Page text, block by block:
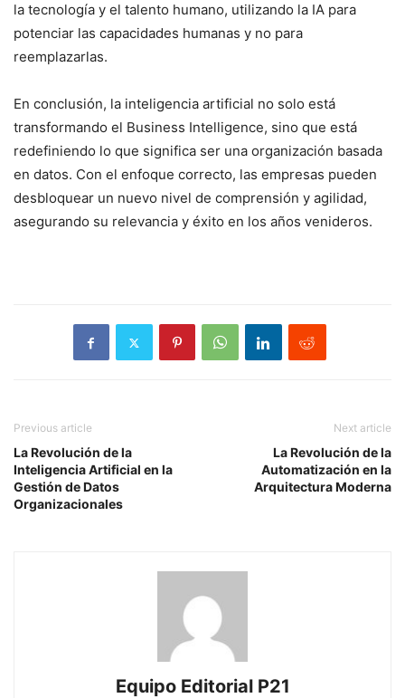
la tecnología y el talento humano, utilizando la IA para
potenciar las capacidades humanas y no para
reemplazarlas.
En conclusión, la inteligencia artificial no solo está
transformando el Business Intelligence, sino que está
redefiniendo lo que significa ser una organización basada
en datos. Con el enfoque correcto, las empresas pueden
desbloquear un nuevo nivel de comprensión y agilidad,
asegurando su relevancia y éxito en los años venideros.
Previous article
La Revolución de la
Inteligencia Artificial en la
Gestión de Datos
Organizacionales
Next article
La Revolución de la
Automatización en la
Arquitectura Moderna
Equipo Editorial P21